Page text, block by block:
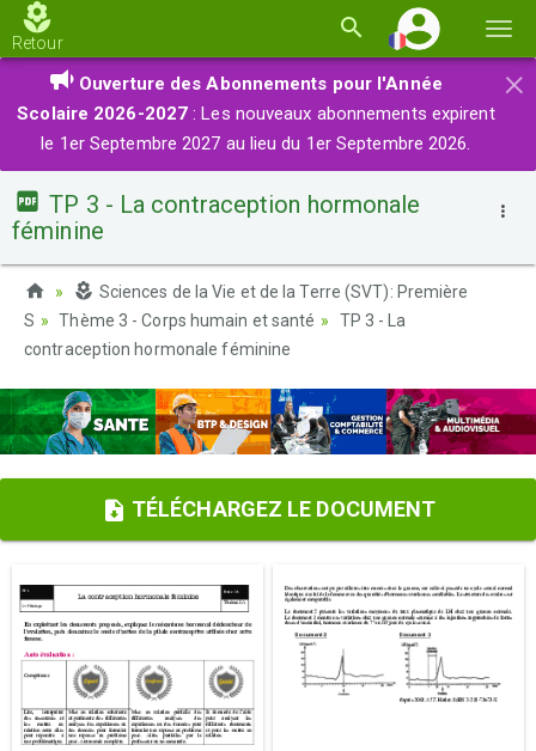
la
Retour
×
Ouverture des Abonnements pour l'Année
Scolaire 2026-2027 : Les nouveaux abonnements expirent
le 1er Septembre 2027 au lieu du 1er Septembre 2026.
TP 3 - La contraception hormonale
féminine
Sciences de la Vie et de la Terre (SVT): Première
S
Thème 3 - Corps humain et santé
TP 3 - La
contraception hormonale féminine
TÉLÉCHARGEZ LE DOCUMENT